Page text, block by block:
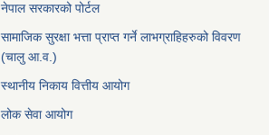
नेपाल सरकारको पोर्टल
सामाजिक सुरक्षा भत्ता प्राप्त गर्ने लाभग्राहिहरुको विवरण
(चालु आ.व.)
स्थानीय निकाय वित्तीय आयोग
लोक सेवा आयोग